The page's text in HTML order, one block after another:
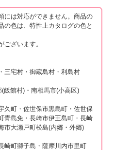
には対応ができません。商品の
の色は、特性上カタログの色と
ざいます。
三宅村・御蔵島村・利島村
飯館村)・南相馬市(小高区)
久町・佐世保市黒島町・佐世保
青島免・長崎市伊王島町・長崎
市大瀬戸町松島(内郷・外郷)
崎町獅子島・薩摩川内市里町